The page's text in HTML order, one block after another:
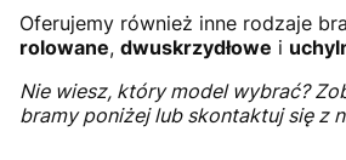
Oferujemy również inne rodzaje
rolowane, dwuskrzydłowe i
Nie wiesz, który model wybrać?
bramy poniżej lub skontaktuj się z